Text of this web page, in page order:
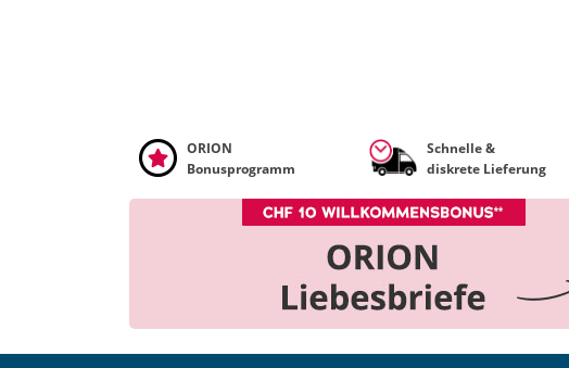
ORION
Bonusprogramm
Schnelle &
diskrete Lieferung